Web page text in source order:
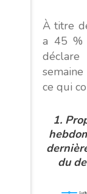
À titre
a 45 %
ce qui
1.
du